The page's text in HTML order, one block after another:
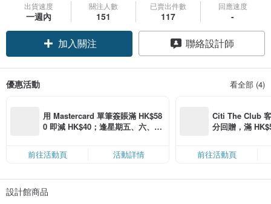
出貨速度
一週內
關注人數
151
已賣出件數
117
回應速度
-
加入關注 聯絡設計師
優惠活動 看全部 (4)
用 Mastercard 單筆簽賬滿 HK$58
0 即減 HK$40；逢星期五、六、日
限，額滿即止，僅限「常用信用
卡」結帳）
前往活動頁 活動詳情
Citi The Club
分回贈，滿
前往活動頁
設計館商品